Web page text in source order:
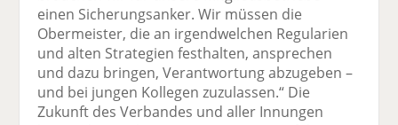
einen Sicherungsanker. Wir müssen die
Obermeister, die an irgendwelchen Regularien
und alten Strategien festhalten, ansprechen
und dazu bringen, Verantwortung abzugeben –
und bei jungen Kollegen zuzulassen.“ Die
Zukunft des Verbandes und aller Innungen